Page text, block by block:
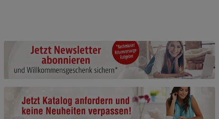
Beschreibung Notwendige Cookies
Cookie-Informationenanzeigen
Funktionale Cookies (1) Funktionale
Beschreibung Funktionale Cookies